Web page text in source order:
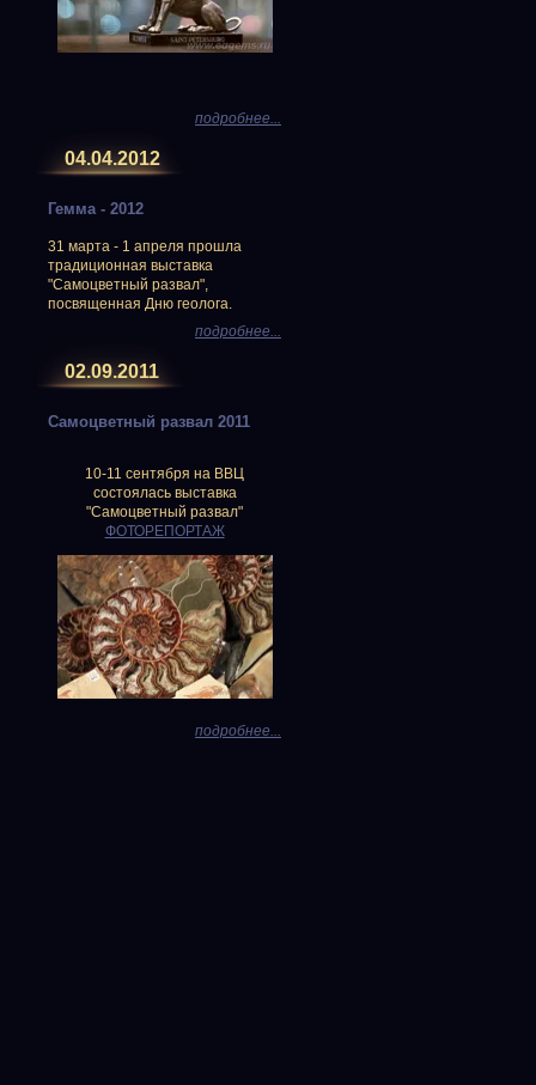
подробнее...
04.04.2012
Гемма - 2012
31 марта - 1 апреля прошла
традиционная выставка
"Самоцветный развал",
посвященная Дню геолога.
подробнее...
02.09.2011
Самоцветный развал 2011
10-11 сентября на ВВЦ
состоялась выставка
"Самоцветный развал"
ФОТОРЕПОРТАЖ
подробнее...